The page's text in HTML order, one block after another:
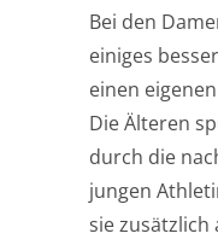
Bei den
einiges
einen
Die Älteren
durch die
jungen
sie zusätzlich